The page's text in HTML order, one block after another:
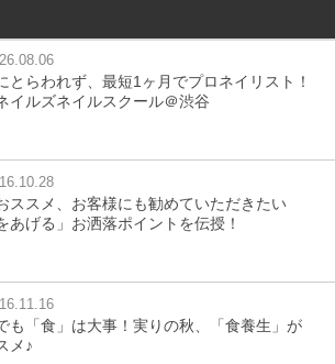
とらわれず、最短1ヶ月でプロネイリスト！
イルズネイルスクール＠渋谷
ススメ、お客様にも勧めていただきたい
あげる」お洒落ポイントを伝授！
も「食」は大事！実りの秋、「食養生」が
メ♪